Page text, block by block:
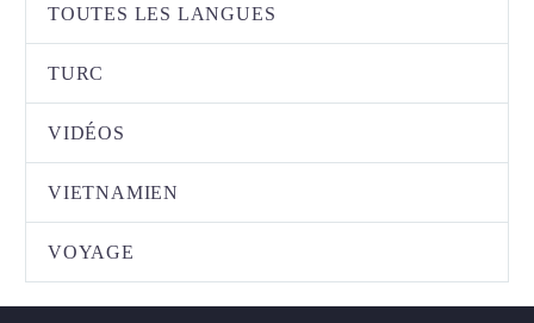
TOUTES LES LANGUES
TURC
VIDÉOS
VIETNAMIEN
VOYAGE